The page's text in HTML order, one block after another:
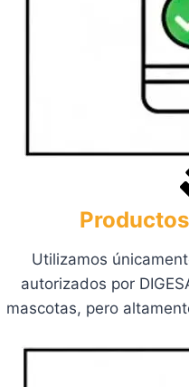
Utilizamos
autorizados por
mascotas, pero